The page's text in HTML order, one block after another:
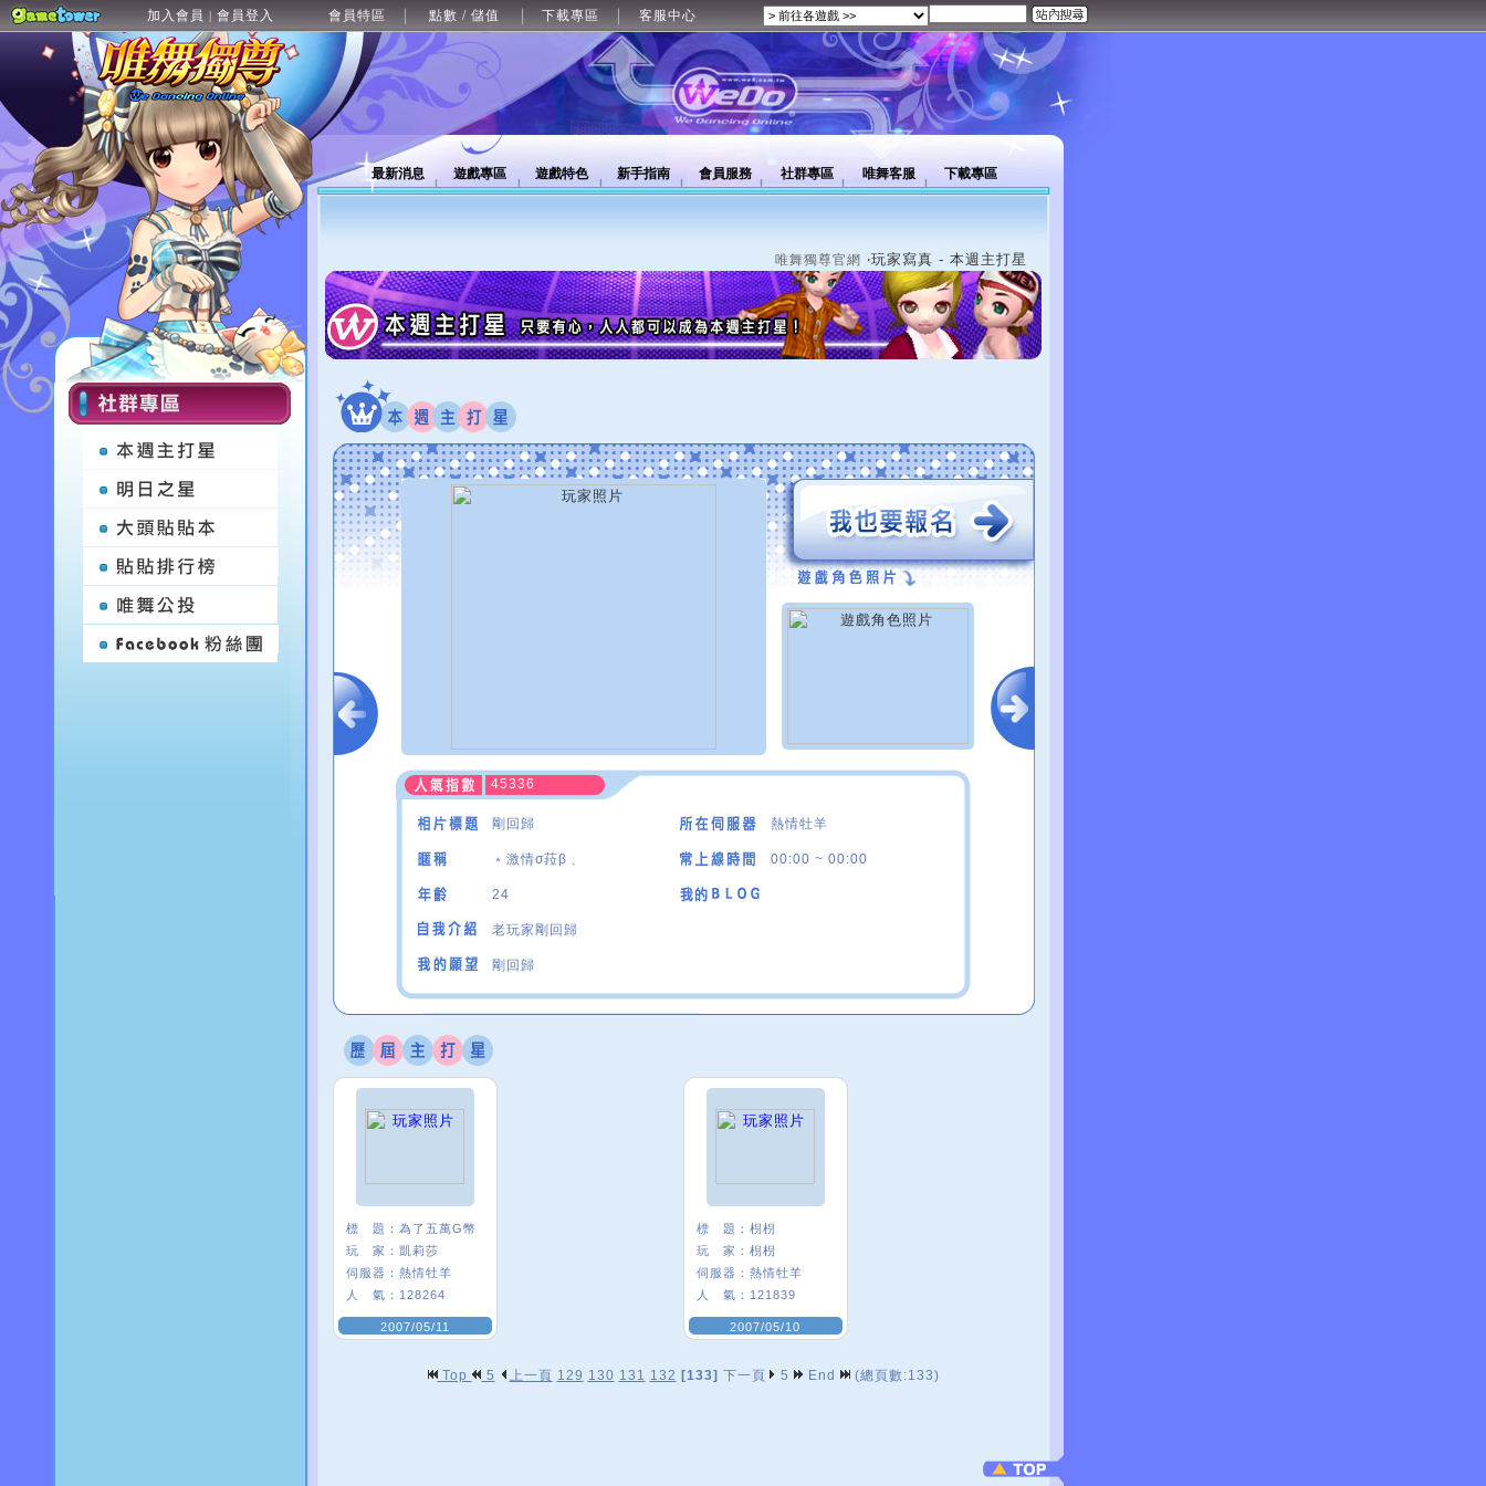
加入會員 | 會員登入 會員特區 點數 / 儲值 下載專區 客服中心
最新消息 遊戲專區 遊戲特色 新手指南 會員服務 社群專區 唯舞客服 下載專區
唯舞獨尊官網 ‧玩家寫真 - 本週主打星
45336
剛回歸 熱情牡羊
﹡激情σ菈β﹑ 00:00 ~ 00:00
24
老玩家剛回歸
剛回歸
標 題： 為了五萬G幣
玩 家： 凱莉莎
伺服器： 熱情牡羊
人 氣： 128264
2007/05/11
標 題： 枴枴
玩 家： 枴枴
伺服器： 熱情牡羊
人 氣： 121839
2007/05/10
Top 5 上一頁 129 130 131 132 [133] 下一頁 5 End (總頁數:133)